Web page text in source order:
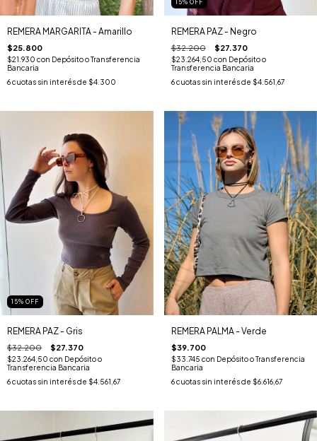
REMERA MARGARITA - Amarillo
$25.800
$21.930 con Depósito o Transferencia
Bancaria
6cuotas sin interés de $4.300
15% OFF
REMERA PAZ - Negro
$32.200 $27.370
$23.264,50 con Depósito o
Transferencia Bancaria
6 cuotas sin interés de $4.561,67
15% OFF
REMERA PAZ - Gris
$32.200 $27.370
$23.264,50 con Depósito o
Transferencia Bancaria
6cuotas sin interés de $4.561,67
REMERA PALMA - Verde
$39.700
$33.745 con Depósito o Transferencia
Bancaria
6 cuotas sin interés de $6.616,67